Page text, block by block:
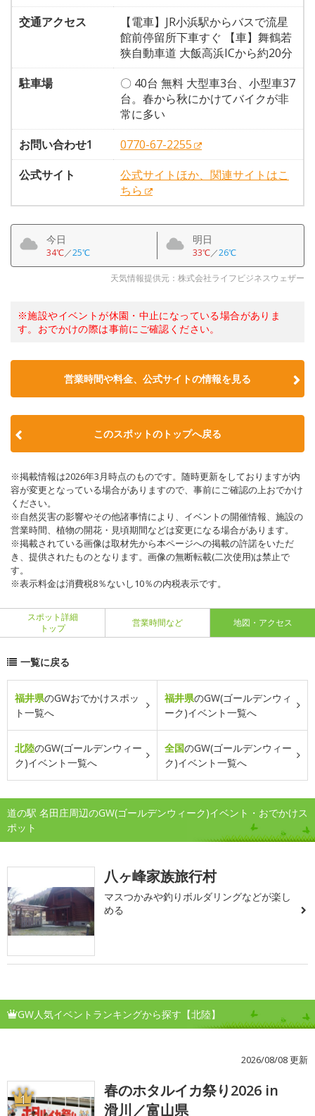
交通アクセス
【電車】JR小浜駅からバスで流星
館前停留所下車すぐ 【車】舞鶴若
狭自動車道 大飯高浜ICから約20分
駐車場
〇 40台 無料 大型車3台、小型車37
台。春から秋にかけてバイクが非
常に多い
お問い合わせ1
0770-67-2255
公式サイト
公式サイトほか、関連サイトはこ
ちら
今日
34℃／25℃
明日
33℃／26℃
天気情報提供元：株式会社ライフビジネスウェザー
※施設やイベントが休園・中止になっている場合がありま
す。おでかけの際は事前にご確認ください。
営業時間や料金、公式サイトの情報を見る
このスポットのトップへ戻る
※掲載情報は2026年3月時点のものです。随時更新をしておりますが内
容が変更となっている場合がありますので、事前にご確認の上おでかけ
ください。
※自然災害の影響やその他諸事情により、イベントの開催情報、施設の
営業時間、植物の開花・見頃期間などは変更になる場合があります。
※掲載されている画像は取材先から本ページへの掲載の許諾をいただ
き、提供されたものとなります。画像の無断転載(二次使用)は禁止で
す。
※表示料金は消費税8％ないし10％の内税表示です。
スポット詳細
トップ
営業時間など 地図・アクセス
一覧に戻る
福井県のGWおでかけスポッ
ト一覧へ
福井県のGW(ゴールデンウィ
ーク)イベント一覧へ
北陸のGW(ゴールデンウィー
ク)イベント一覧へ
全国のGW(ゴールデンウィー
ク)イベント一覧へ
道の駅 名田庄周辺のGW(ゴールデンウィーク)イベント・おでかけス
ポット
八ヶ峰家族旅行村
マスつかみや釣りボルダリングなどが楽し
める
GW人気イベントランキングから探す【北陸】
2026/08/08 更新
1
春のホタルイカ祭り2026 in
滑川／富山県